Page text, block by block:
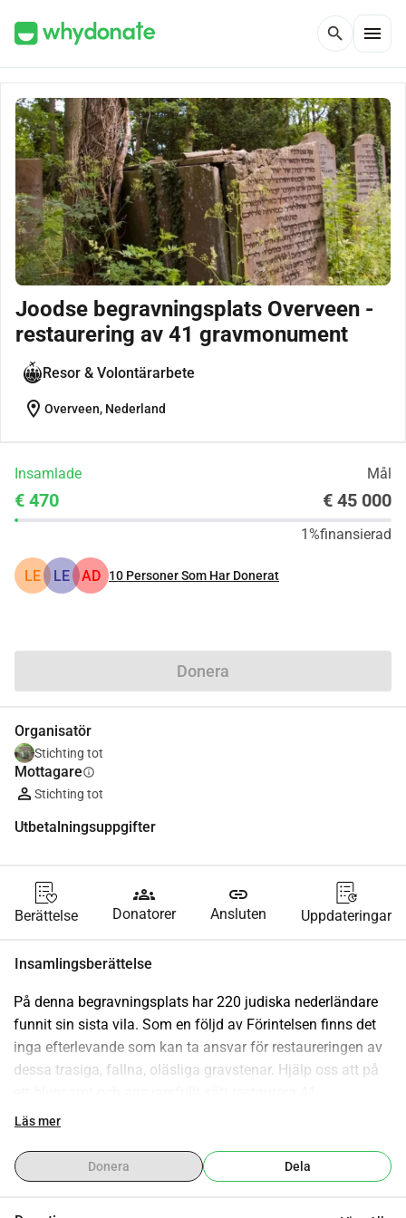
search menu
Joodse begravningsplats Overveen -
restaurering av 41 gravmonument
Resor & Volontärarbete
location_on Overveen, Nederland
Insamlade Mål
€ 470 € 45 000
1%finansierad
LE LE AD 10 Personer Som Har Donerat
Donera
Organisatör
Stichting tot
Mottagareinfo
Stichting tot
Utbetalningsuppgifter
Berättelse
groups
Donatorer
link
Ansluten Uppdateringar
Insamlingsberättelse
På denna begravningsplats har 220 judiska nederländare
funnit sin sista vila. Som en följd av Förintelsen finns det
inga efterlevande som kan ta ansvar för restaureringen av
dessa trasiga, fallna, oläsliga gravstenar. Hjälp oss att på
gravmonument.
personer begravda och det finns cirka 120 gravmonument
med text på hebreiska och nederländska.
Läs mer
Donera Dela